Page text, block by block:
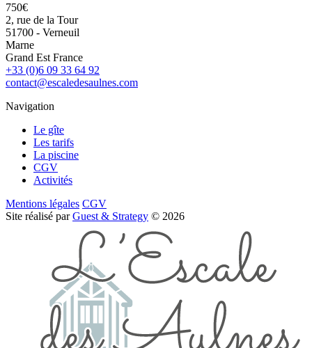
750€
2, rue de la Tour
51700 - Verneuil
Marne
Grand Est France
+33 (0)6 09 33 64 92
contact@escaledesaulnes.com
Navigation
Le gîte
Les tarifs
La piscine
CGV
Activités
Mentions légales CGV
Site réalisé parGuest & Strategy © 2026